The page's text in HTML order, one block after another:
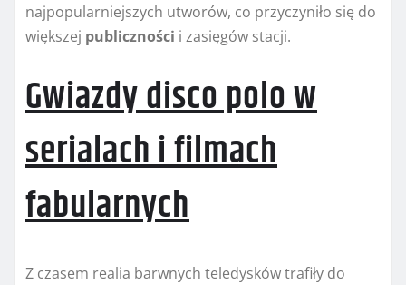
najpopularniejszych utworów, co przyczyniło się do
większej publiczności i zasięgów stacji.
Gwiazdy disco polo w
serialach i filmach
fabularnych
Z czasem realia barwnych teledysków trafiły do